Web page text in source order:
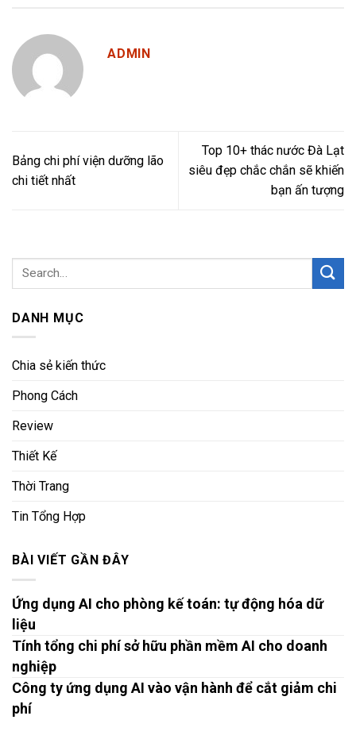
ADMIN
Bảng chi phí viện dưỡng lão
chi tiết nhất
Top 10+ thác nước Đà Lạt
siêu đẹp chắc chắn sẽ khiến
bạn ấn tượng
DANH MỤC
Chia sẻ kiến thức
Phong Cách
Review
Thiết Kế
Thời Trang
Tin Tổng Hợp
BÀI VIẾT GẦN ĐÂY
Ứng dụng AI cho phòng kế toán: tự động hóa dữ
liệu
Tính tổng chi phí sở hữu phần mềm AI cho doanh
nghiệp
Công ty ứng dụng AI vào vận hành để cắt giảm chi
phí